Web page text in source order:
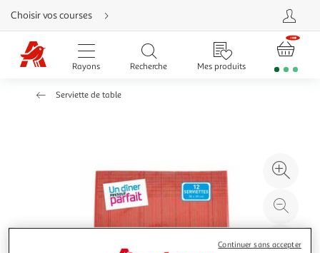
Aller
directement
au
contenu
Aller
directement
Aller
Choisir vos courses
Rayons Recherche Mes produits
Serviette de table
à
Continuer sans accepter